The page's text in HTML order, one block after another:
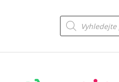
Products
search